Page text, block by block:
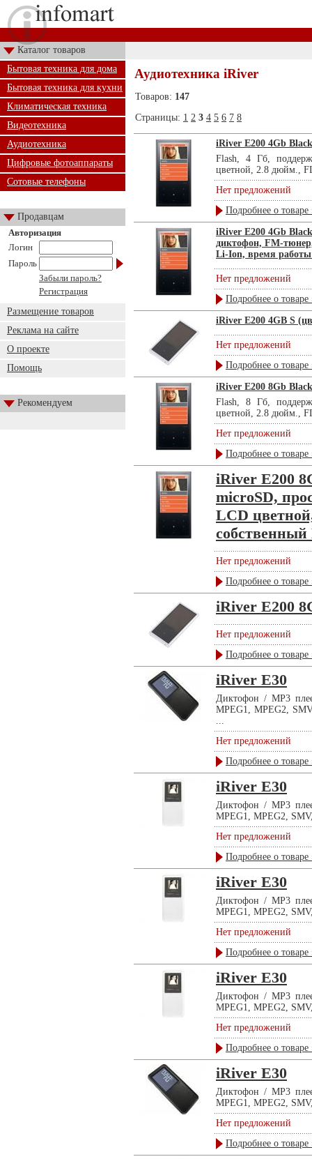
Каталог товаров
Бытовая техника для дома
Бытовая техника для кухни
Климатическая техника
Видеотехника
Аудиотехника
Цифровые фотоаппараты
Сотовые телефоны
Продавцам
Авторизация
Логин
Пароль
Забыли пароль?
Регистрация
Размещение товаров
Реклама на сайте
О проекте
Помощь
Рекомендуем
Аудиотехника iRiver
Товаров: 147
Страницы: 1 2 3 4 5 6 7 8
iRiver E200 4Gb Black
Flash, 4 Гб,
цветной, 2.8 дюйм.,
Нет предложений
Подробнее о товаре
iRiver E200 4Gb
диктофон, FM-
Li-Ion, время работы
Нет предложений
Подробнее о товаре
iRiver E200 4GB S
Нет предложений
Подробнее о товаре
iRiver E200 8Gb Black
Flash, 8 Гб,
цветной, 2.8 дюйм.,
Нет предложений
Подробнее о товаре
iRiver E200
microSD,
LCD
Нет предложений
Подробнее о товаре
iRiver E200
Нет предложений
Подробнее о товаре
iRiver E30
Диктофон / MP3
MPEG1, MPEG2,
...
Нет предложений
Подробнее о товаре
iRiver E30
Диктофон / MP3
MPEG1, MPEG2,
Нет предложений
Подробнее о товаре
iRiver E30
Диктофон / MP3
MPEG1, MPEG2,
Нет предложений
Подробнее о товаре
iRiver E30
Диктофон / MP3
MPEG1, MPEG2,
Нет предложений
Подробнее о товаре
iRiver E30
Диктофон / MP3
MPEG1, MPEG2,
Нет предложений
Подробнее о товаре